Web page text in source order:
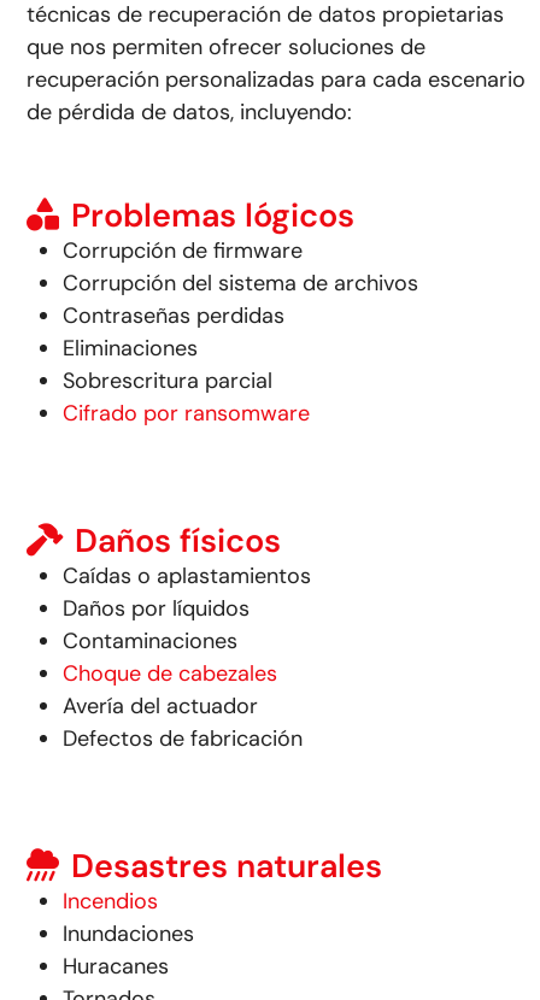
técnicas de recuperación de datos propietarias
que nos permiten ofrecer soluciones de
recuperación personalizadas para cada escenario
de pérdida de datos, incluyendo:
Problemas lógicos
Corrupción de firmware
Corrupción del sistema de archivos
Contraseñas perdidas
Eliminaciones
Sobrescritura parcial
Cifrado por ransomware
Daños físicos
Caídas o aplastamientos
Daños por líquidos
Contaminaciones
Choque de cabezales
Avería del actuador
Defectos de fabricación
Desastres naturales
Incendios
Inundaciones
Huracanes